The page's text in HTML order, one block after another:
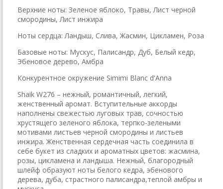
Верхние ноты: Зеленое яблоко, Травы, Лист черной
смородины, Лист инжира
Ноты сердца: Ландыш, Слива, Жасмин, Цикламен, Роза
Базовые ноты: Мускус, Палисандр, Дуб, Белый кедр,
Эбеновое дерево, Амбра
Конкурентное окружение Simimi Blanc d'Anna
Shaik W276 – нежный, романтичный, легкий,
женственный аромат. Вступительные аккорды
наполнены свежестью луговых трав, сочностью
хрустящего зеленого яблока, терпко-зелеными
мотивами листьев черной смородины и листьев
инжира. Женственная сердечная часть соединила в
себе букет из сладких и ароматных цветов: жасмина,
розы, цикламена и ландыша. Нежный, благородный
шлейф образуют ноты белого кедра, эбенового
дерева, дуба, страстного палисандра,теплой амбры и